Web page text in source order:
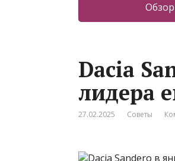
Dacia
лидера
27.02.2025 Советы